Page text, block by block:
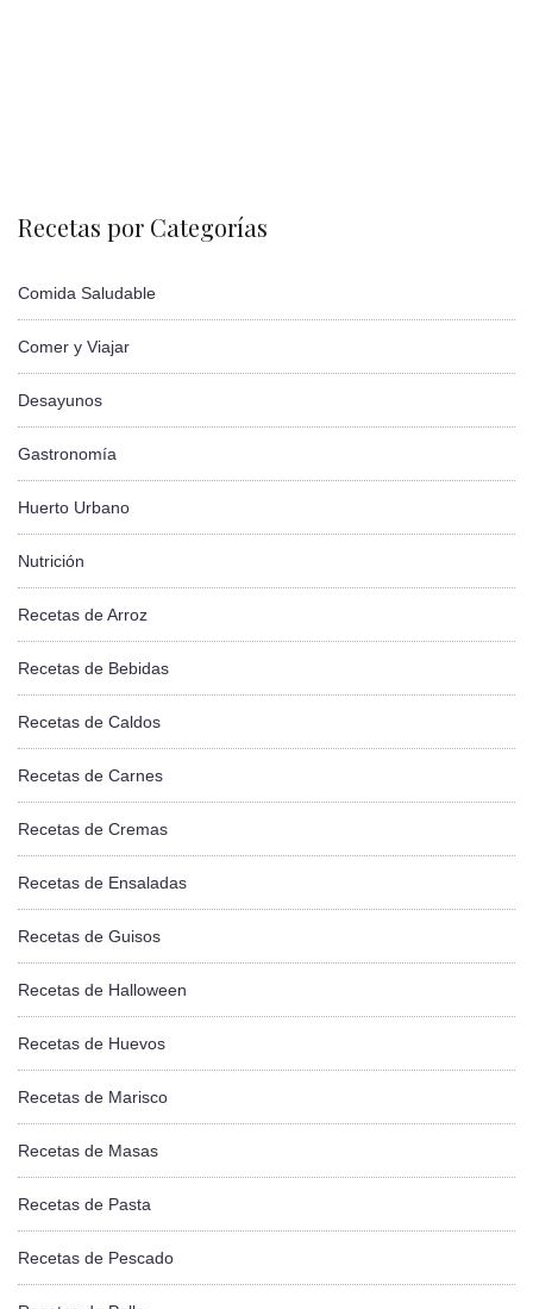
Recetas por Categorías
Comida Saludable
Comer y Viajar
Desayunos
Gastronomía
Huerto Urbano
Nutrición
Recetas de Arroz
Recetas de Bebidas
Recetas de Caldos
Recetas de Carnes
Recetas de Cremas
Recetas de Ensaladas
Recetas de Guisos
Recetas de Halloween
Recetas de Huevos
Recetas de Marisco
Recetas de Masas
Recetas de Pasta
Recetas de Pescado